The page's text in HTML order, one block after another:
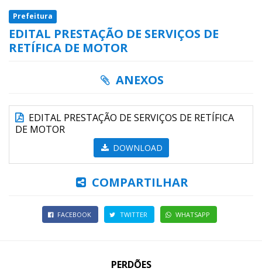
Prefeitura
EDITAL PRESTAÇÃO DE SERVIÇOS DE
RETÍFICA DE MOTOR
ANEXOS
EDITAL PRESTAÇÃO DE SERVIÇOS DE RETÍFICA
DE MOTOR
DOWNLOAD
COMPARTILHAR
FACEBOOK TWITTER WHATSAPP
PERDÕES